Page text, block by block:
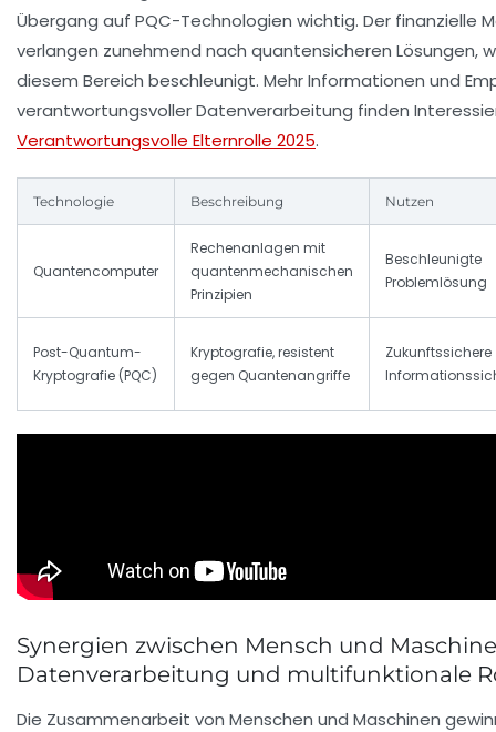
Übergang auf PQC-Technologien wichtig. Der finanzielle
verlangen zunehmend nach quantensicheren Lösungen,
diesem Bereich beschleunigt. Mehr Informationen und
verantwortungsvoller Datenverarbeitung finden
Verantwortungsvolle Elternrolle 2025.
Technologie Beschreibung Nutzen
Quantencomputer
Rechenanlagen mit
quantenmechanischen
Prinzipien
Beschleunigte
Problemlösung
Post-Quantum-
Kryptografie (PQC)
Kryptografie, resistent
gegen Quantenangriffe
Zukunftssichere
Synergien zwischen Mensch und
Datenverarbeitung und multifunktionale
Die Zusammenarbeit von Menschen und Maschinen